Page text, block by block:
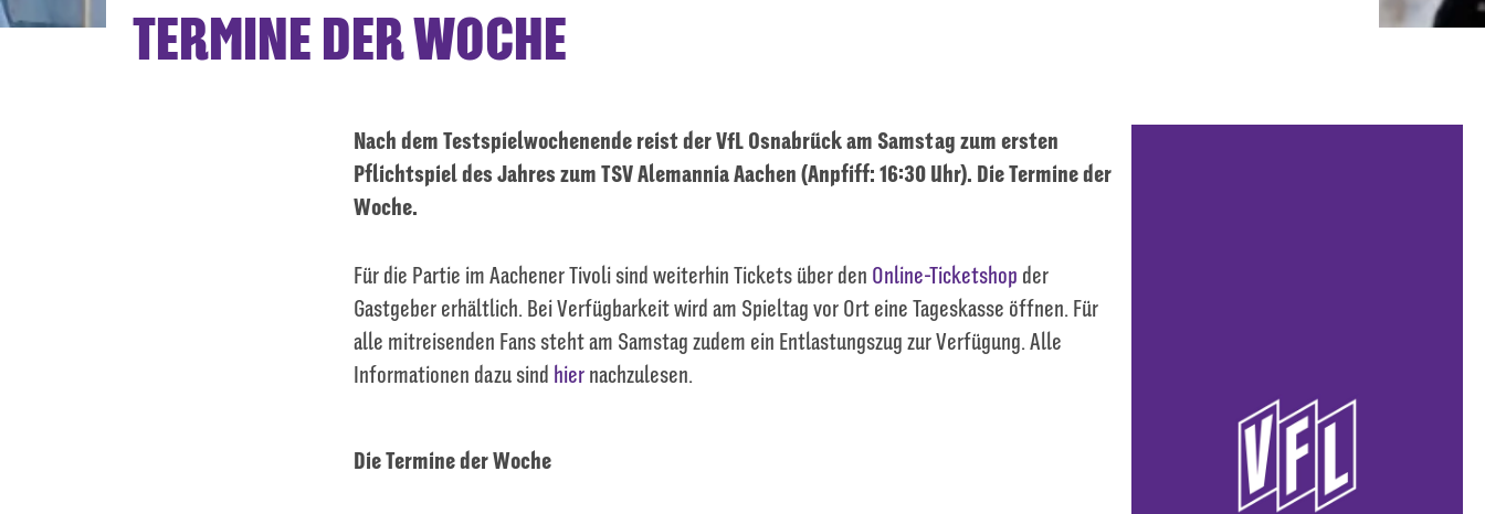
TERMINE DER WOCHE
Nach dem Testspielwochenende reist der VfL Osnabrück am Samstag zum ersten
Pflichtspiel des Jahres zum TSV Alemannia Aachen (Anpfiff: 16:30 Uhr). Die Termine der
Woche.
Für die Partie im Aachener Tivoli sind weiterhin Tickets über den Online-Ticketshop der
Gastgeber erhältlich. Bei Verfügbarkeit wird am Spieltag vor Ort eine Tageskasse öffnen. Für
alle mitreisenden Fans steht am Samstag zudem ein Entlastungszug zur Verfügung. Alle
Informationen dazu sind hier nachzulesen.
Die Termine der Woche